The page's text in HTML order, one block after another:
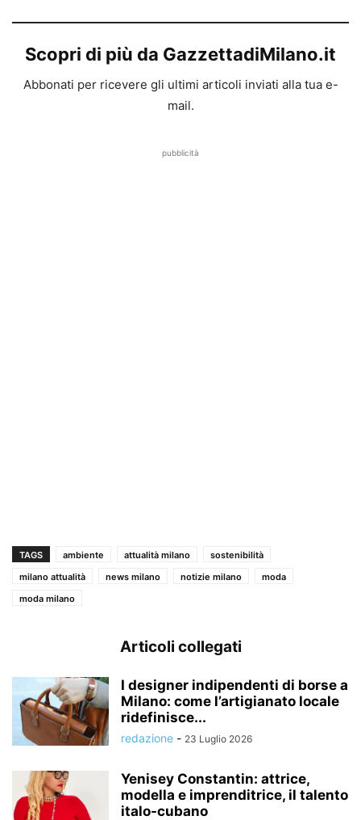
Scopri di più da GazzettadiMilano.it
Abbonati per ricevere gli ultimi articoli inviati alla tua e-
mail.
pubblicità
TAGS ambiente attualità milano
sostenibilità
milano attualità
news milano notizie milano
moda
moda milano
Articoli collegati
I designer indipendenti di borse a
Milano: come l’artigianato locale
ridefinisce...
redazione - 23 Luglio 2026
Yenisey Constantin: attrice,
modella e imprenditrice, il talento
italo-cubano